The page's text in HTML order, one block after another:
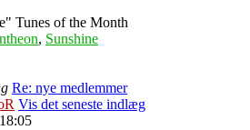
Tunes of the Month
, Sunshine
Re: nye medlemmer
Vis det seneste indlæg